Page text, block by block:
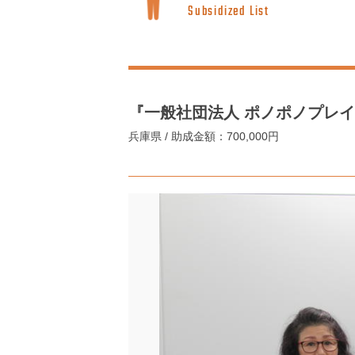
Subsidized List
『一般社団法人 ポノポノプレ
兵庫県 / 助成金額：700,000円